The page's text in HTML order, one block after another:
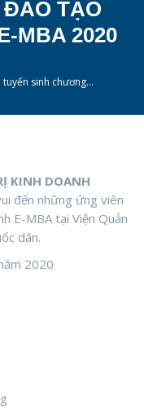
ĐÀO TẠO
MBA 2020
tuyển sinh chương…
KINH DOANH
đến những ứng viên
E-MBA tại Viện Quản
dân.
2020